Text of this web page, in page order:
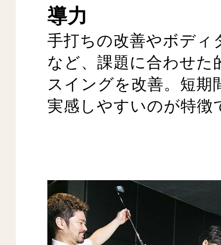
導力
手打ちの改善やボディ
など、課題に合わせた
スイングを改善。短期
実感しやすいのが特徴